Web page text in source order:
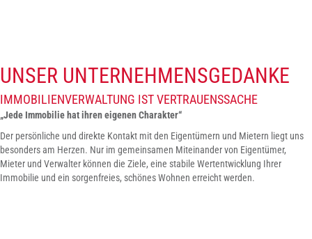
UNSER UNTERNEHMENS­GEDANKE
IMMOBILIENVERWALTUNG IST VERTRAUENSSACHE
„Jede Immobilie hat ihren eigenen Charakter“
Der persönliche und direkte Kontakt mit den Eigentümern und Mietern liegt uns
besonders am Herzen. Nur im gemeinsamen Miteinander von Eigentümer,
Mieter und Verwalter können die Ziele, eine stabile Wertentwicklung Ihrer
Immobilie und ein sorgenfreies, schönes Wohnen erreicht werden.